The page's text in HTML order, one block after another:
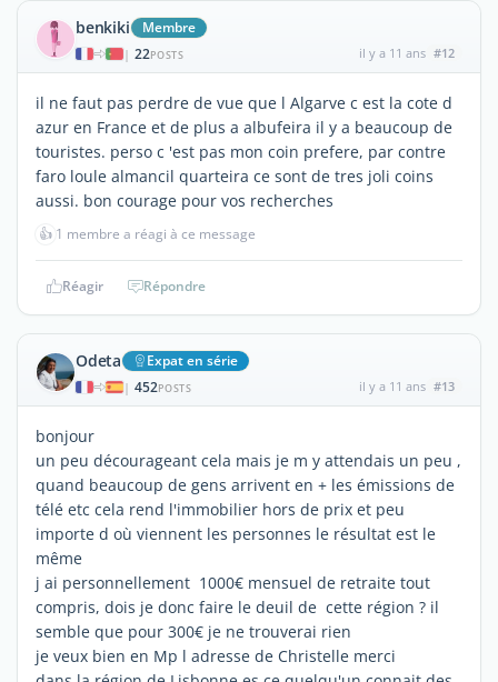
benkiki Membre
| 22POSTS il y a 11 ans #12
il ne faut pas perdre de vue que l Algarve c est la cote d
azur en France et de plus a albufeira il y a beaucoup de
touristes. perso c 'est pas mon coin prefere, par contre
faro loule almancil quarteira ce sont de tres joli coins
aussi. bon courage pour vos recherches
👍 1 membre a réagi à ce message
Réagir Répondre
Odeta Expat en série
| 452POSTS il y a 11 ans #13
bonjour
un peu décourageant cela mais je m y attendais un peu ,
quand beaucoup de gens arrivent en + les émissions de
télé etc cela rend l'immobilier hors de prix et peu
importe d où viennent les personnes le résultat est le
même
j ai personnellement 1000€ mensuel de retraite tout
compris, dois je donc faire le deuil de cette région ? il
semble que pour 300€ je ne trouverai rien
je veux bien en Mp l adresse de Christelle merci